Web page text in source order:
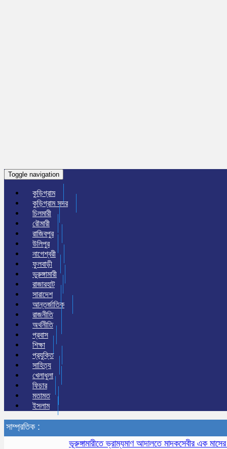
Toggle navigation
কুড়িগ্রাম
কুড়িগ্রাম সদর
চিলমারী
রৌমারী
রাজিবপুর
উলিপুর
নাগেশ্বরী
ফুলবাড়ী
ভুরুঙ্গামারী
রাজারহাট
সারাদেশ
আন্তর্জাতিক
রাজনীতি
অর্থনীতি
প্রবাস
শিক্ষা
প্রযুক্তি
সাহিত্য
খেলাধুলা
ফিচার
মতামত
ইসলাম
সাম্প্রতিক :
ভূরুঙ্গামারীতে ভ্রাম্যমাণ আদালতে মাদকসেবীর এক মাসের